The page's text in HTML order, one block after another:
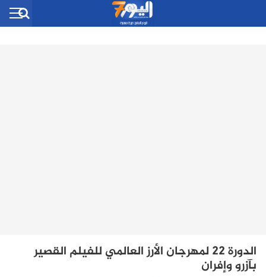
الدورة 22 لمهرجان الأرز العالمي للفيلم القصير
بآزرو وإفران